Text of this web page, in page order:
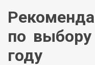
по
году